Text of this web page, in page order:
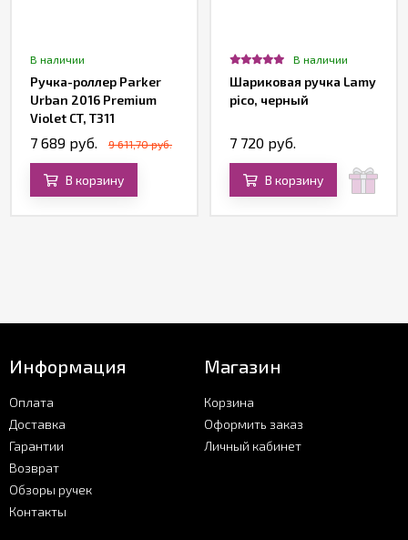
В наличии
Ручка-роллер Parker
Urban 2016 Premium
Violet CT, T311
7 689 руб. 9 611,70 руб.
В корзину
В наличии
Шариковая ручка Lamy
pico, черный
7 720 руб.
В корзину
Информация
Оплата
Доставка
Гарантии
Возврат
Обзоры ручек
Контакты
Магазин
Корзина
Оформить заказ
Личный кабинет